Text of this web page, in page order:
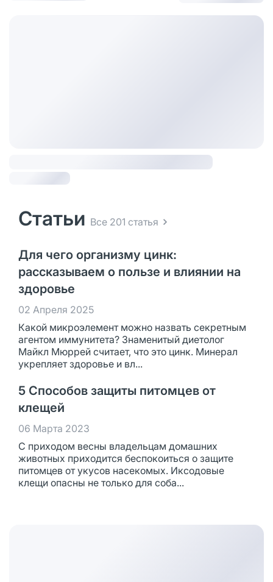
Статьи Все 201 статья
Для чего организму цинк:
рассказываем о пользе и влиянии на
здоровье
02 Апреля 2025
Какой микроэлемент можно назвать секретным
агентом иммунитета? Знаменитый диетолог
Майкл Мюррей считает, что это цинк. Минерал
укрепляет здоровье и вл...
5 Способов защиты питомцев от
клещей
06 Марта 2023
С приходом весны владельцам домашних
животных приходится беспокоиться о защите
питомцев от укусов насекомых. Иксодовые
клещи опасны не только для соба...